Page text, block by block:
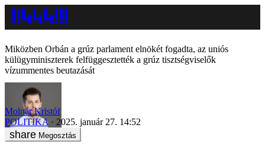
Miközben Orbán a grúz parlament elnökét fogadta, az uniós
külügyminiszterek felfüggesztették a grúz tisztségviselők
vízummentes beutazását
Molnár Kristóf
POLITIKA
2025. január 27. 14:52
Megosztás